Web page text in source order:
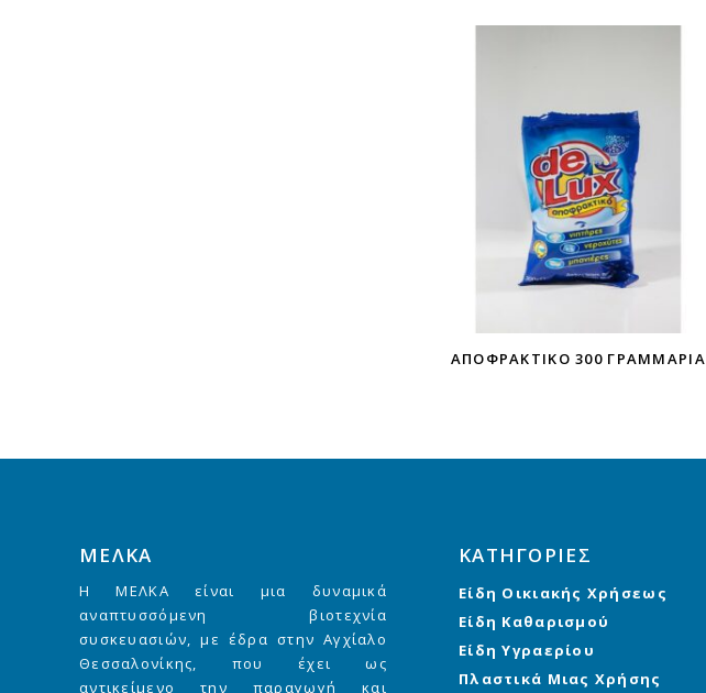
ΑΠΟΦΡΑΚΤΙΚΌ 300 ΓΡΑΜΜΆΡΙΑ
ΓΡΗΓΟΡΗ ΠΡΟΒΟΛΗ
ΜΕΛΚΑ
Η ΜΕΛΚΑ είναι μια δυναμικά
αναπτυσσόμενη βιοτεχνία
συσκευασιών, με έδρα στην Αγχίαλο
Θεσσαλονίκης, που έχει ως
αντικείμενο την παραγωγή και
ΚΑΤΗΓΟΡΙΕΣ
Είδη Οικιακής Χρήσεως
Είδη Καθαρισμού
Είδη Υγραερίου
Πλαστικά Μιας Χρήσης